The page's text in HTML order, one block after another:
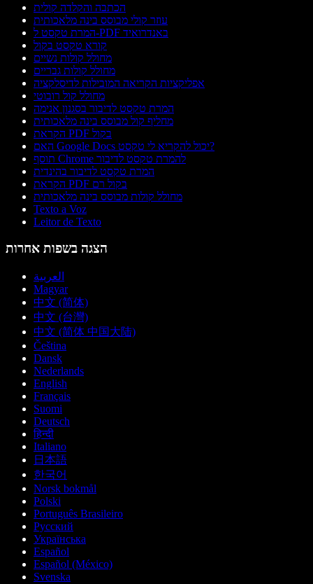
הכתבה והקלדה קולית
עוזר קולי מבוסס בינה מלאכותית
המרת טקסט ל-PDF באנדרואיד
קורא טקסט בקול
מחולל קולות נשיים
מחולל קולות גבריים
אפליקציות הקריאה המובילות לדיסלקציה
מחולל קול רובוטי
המרת טקסט לדיבור בסגנון אנימה
מחליף קול מבוסס בינה מלאכותית
הקראת PDF בקול
האם Google Docs יכול להקריא לי טקסט?
תוסף Chrome להמרת טקסט לדיבור
המרת טקסט לדיבור בהינדית
הקראת PDF בקול רם
מחולל קולות מבוסס בינה מלאכותית
Texto a Voz
Leitor de Texto
הצגה בשפות אחרות
العربية
Magyar
中文 (简体)
中文 (台灣)
中文 (简体 中国大陆)
Čeština
Dansk
Nederlands
English
Français
Suomi
Deutsch
हिन्दी
Italiano
日本語
한국어
Norsk bokmål
Polski
Português Brasileiro
Русский
Українська
Español
Español (México)
Svenska